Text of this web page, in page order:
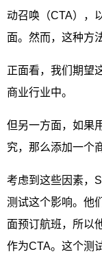
动召唤（CTA），
面。然而，这种方
正面看，我们期望
商业行业中。
但另一方面，如果
究，那么添加一个
考虑到这些因素，
测试这个影响。他
面预订航班，所以
作为CTA。这个测